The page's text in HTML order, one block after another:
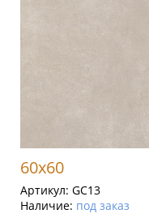
60x60
Артикул: GC13
Наличие: под заказ